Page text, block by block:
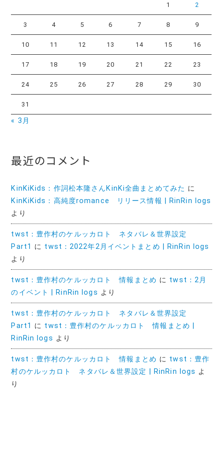
1 2
3 4 5 6 7 8 9
10 11 12 13 14 15 16
17 18 19 20 21 22 23
24 25 26 27 28 29 30
31
« 3月
最近のコメント
KinKiKids：作詞松本隆さんKinKi全曲まとめてみた に
KinKiKids：高純度romance リリース情報 | RinRin logs
より
twst：豊作村のケルッカロト ネタバレ＆世界設定
Part1 に twst：2022年2月イベントまとめ | RinRin logs
より
twst：豊作村のケルッカロト 情報まとめ に twst：2月
のイベント | RinRin logs より
twst：豊作村のケルッカロト ネタバレ＆世界設定
Part1 に twst：豊作村のケルッカロト 情報まとめ |
RinRin logs より
twst：豊作村のケルッカロト 情報まとめ に twst：豊作
村のケルッカロト ネタバレ＆世界設定 | RinRin logs よ
り